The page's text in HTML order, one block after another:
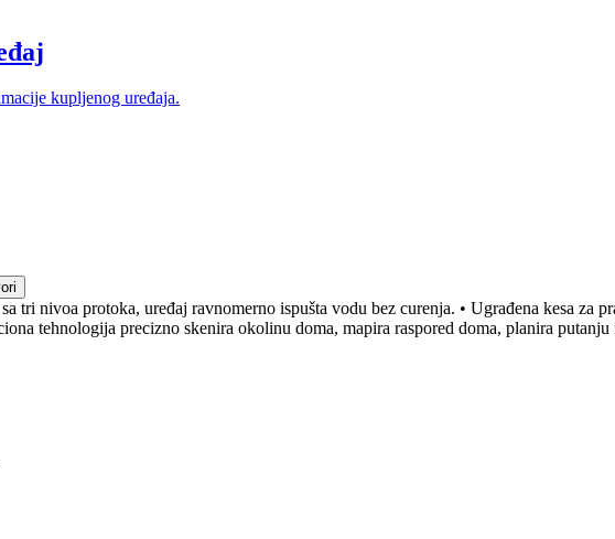
kupljenog uređaja.
tri nivoa protoka, uređaj ravnomerno ispušta vodu bez curenja. • Ugrađena kesa za
tehnologija precizno skenira okolinu doma, mapira raspored doma, planira